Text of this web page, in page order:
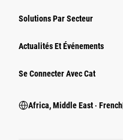
Solutions Par Secteur
Actualités Et Événements
Se Connecter Avec Cat
Africa, Middle East ‧ French